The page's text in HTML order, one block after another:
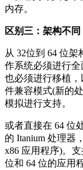
内存。
区别三：架构不同
从 32位到 64 位
作系统必须进行
也必须进行移植
件兼容模式(新的
模拟进行支持。
或者直接在 64 位
的 Itanium 处理器
x86 应用程序)。
位和 64 位的应用